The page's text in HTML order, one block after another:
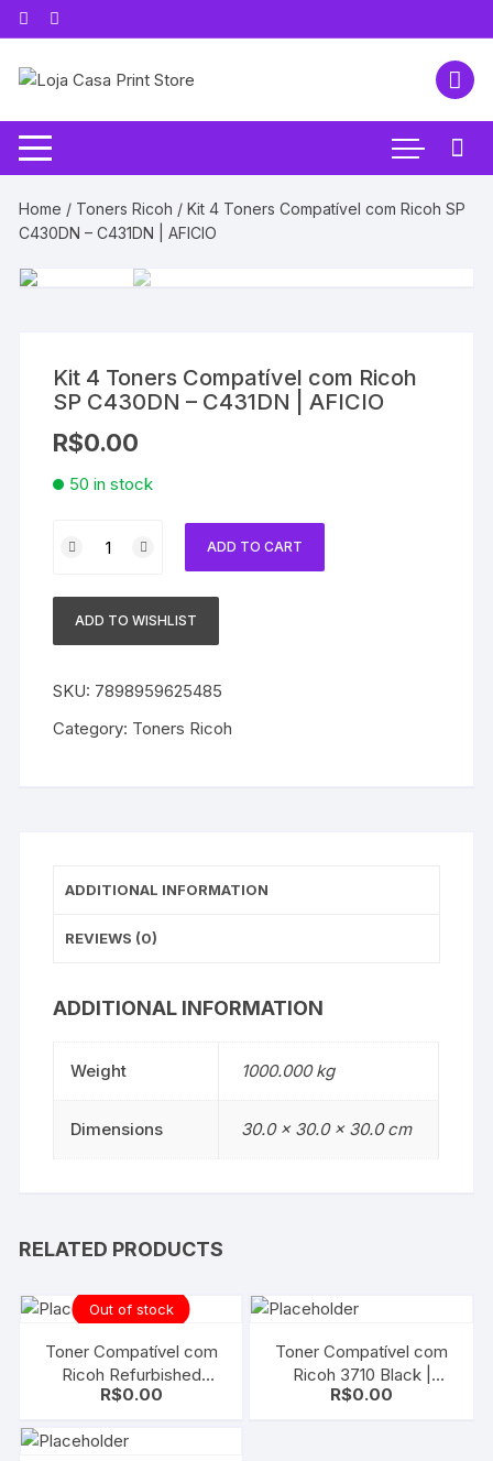
Pular
para
conteúdo
Home / Toners Ricoh / Kit 4 Toners Compatível com Ricoh SP
C430DN – C431DN | AFICIO
Kit 4 Toners Compatível com Ricoh
SP C430DN – C431DN | AFICIO
R$0.00
50 in stock
Compatível
SP
ADD TO CART
ADD TO WISHLIST
SKU: 7898959625485
Category: Toners Ricoh
ADDITIONAL INFORMATION
REVIEWS (0)
ADDITIONAL INFORMATION
Weight 1000.000 kg
Dimensions 30.0 × 30.0 × 30.0 cm
RELATED PRODUCTS
Out of stock
Toner Compatível com
Ricoh Refurbished
SP4100 | SP 4100 Black
SP4210 | SP4310 |
R$0.00
Toner Compatível com
Ricoh 3710 Black |
3710DN | SP3710SF |
R$0.00